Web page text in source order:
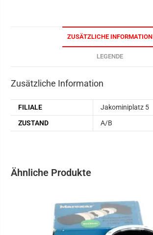
ZUSÄTZLICHE INFORMATION
LEGENDE
Zusätzliche Information
FILIALE
Jakominiplatz 5
ZUSTAND
A/B
Ähnliche Produkte